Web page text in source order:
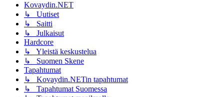
Kovaydin.NET
↳ Uutiset
↳ Saitti
↳ Julkaisut
Hardcore
↳ Yleistä keskustelua
↳ Suomen Skene
Tapahtumat
↳ Kovaydin.NETin tapahtumat
↳ Tapahtumat Suomessa